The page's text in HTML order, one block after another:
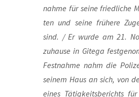
nah­me für sei­ne fried­li­che
ten und sei­ne frü­he­re
sind. / Er wur­de am 21.
zuhau­se in Gite­ga
Fest­nah­me nahm die
sei­nem Haus an sich, von
eines Tätig­keits­be­richts